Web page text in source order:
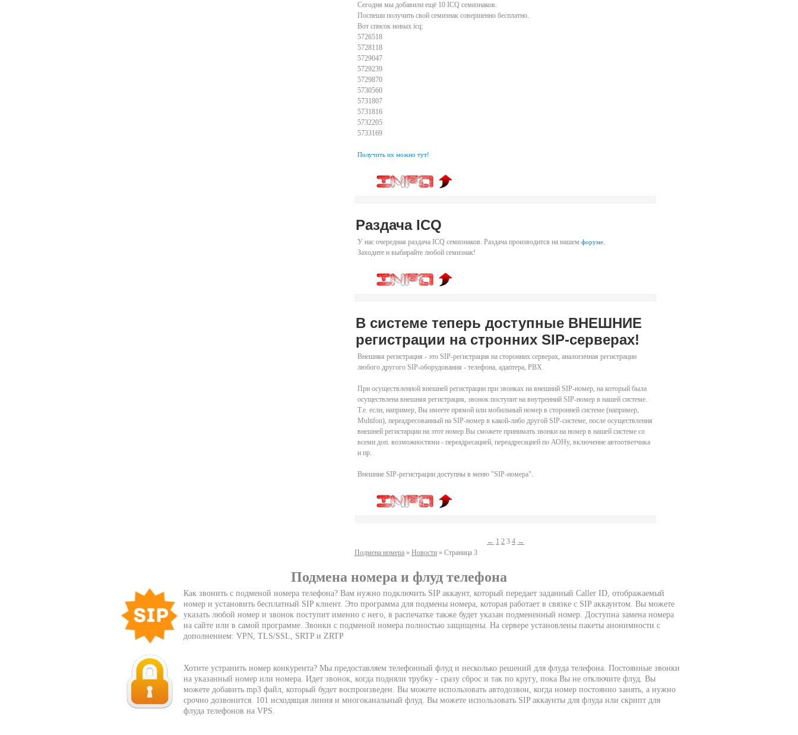
Сегодня мы добавили ещё 10 ICQ семизнаков.
Поспеши получить свой семизнак совершенно бесплатно.
Вот список новых icq:
5726518
5728118
5729047
5729239
5729870
5730560
5731807
5731816
5732205
5733169
Получить их можно тут!
Раздача ICQ
У нас очередная раздача ICQ семизнаков. Раздача производится на нашем форуме.
Заходите и выбирайте любой семизнак!
В системе теперь доступные ВНЕШНИЕ
регистрации на стронних SIP-серверах!
Внешняя регистрация - это SIP-регистрация на сторонних серверах, аналогичная регистрации
любого другого SIP-оборудования - телефона, адаптера, PBX.
При осуществленной внешней регистрации при звонках на внешний SIP-номер, на который была
осуществлена внешняя регистрация, звонок поступит на внутренний SIP-номер в нашей системе.
Т.е. если, например, Вы имеете прямой или мобильный номер в сторонней системе (например,
Multifon), переадресованный на SIP-номер в какой-либо другой SIP-системе, после осуществления
внешней регистарции на этот номер Вы сможете принимать звонки на номер в нашей системе со
всеми доп. возможностями - переадресацией, переадресацией по АОНу, включение автоответчика
и пр.
Внешние SIP-регистрации доступны в меню "SIP-номера".
← 1 2 3 4 →
Подмена номера » Новости » Страница 3
Подмена номера и флуд телефона
Как звонить с подменой номера телефона? Вам нужно подключить SIP аккаунт, который передает заданный Caller ID, отображаемый
номер и установить бесплатный SIP клиент. Это программа для подмены номера, которая работает в связке с SIP аккаунтом. Вы можете
указать любой номер и звонок поступит именно с него, в распечатке также будет указан подмененный номер. Доступна замена номера
на сайте или в самой программе. Звонки с подменой номера полностью защищены. На сервере установлены пакеты анонимности с
дополнением: VPN, TLS/SSL, SRTP и ZRTP
Хотите устранить номер конкурента? Мы предоставляем телефонный флуд и несколько решений для флуда телефона. Постоянные звонки
на указанный номер или номера. Идет звонок, когда подняли трубку - сразу сброс и так по кругу, пока Вы не отключите флуд. Вы
можете добавить mp3 файл, который будет воспроизведен. Вы можете использовать автодозвон, когда номер постоянно занять, а нужно
срочно дозвонится. 101 исходящая линия и многоканальный флуд. Вы можете использовать SIP аккаунты для флуда или скрипт для
флуда телефонов на VPS.